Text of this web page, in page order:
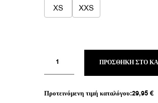
XS XXS
ΠΡΟΣΘΉΚΗ ΣΤΟ
Προτεινόμενη τιμή καταλόγου:29,95€